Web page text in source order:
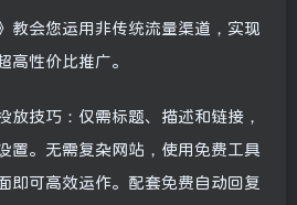
教会您运用非传统流量渠道，实现
高性价比推广。
放技巧：仅需标题、描述和链接，
置。无需复杂网站，使用免费工具
即可高效运作。配套免费自动回复